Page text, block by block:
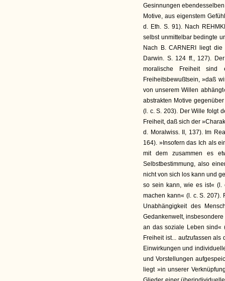
Gesinnungen
Motive, aus eigenstem
d. Eth. S. 91). Nach
selbst unmittelbar bedingte
Nach B. CARNERI liegt
Darwin. S. 124 ff., 127).
moralische Freiheit
Freiheitsbewußtsein, »daß
von unserem Willen
abstrakten Motive
(l. c. S. 203). Der Wille folgt
Freiheit, daß sich der
d. Moralwiss. II, 137). Im
164). »Insofern das Ich als
mit dem zusammen es
Selbstbestimmung, also
nicht von sich los kann und
so sein kann, wie es ist« (l.
machen kann« (l. c. S. 207).
Unabhängigkeit des
Gedankenwelt,
an das soziale Leben sind«
Freiheit ist... aufzufassen
Einwirkungen und
und Vorstellungen
liegt »in unserer